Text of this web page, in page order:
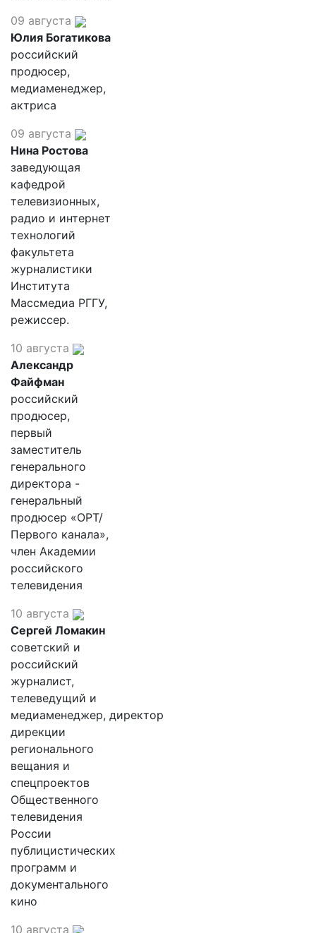
09 августа
Юлия Богатикова
российский
продюсер,
медиаменеджер,
актриса
09 августа
Нина Ростова
заведующая
кафедрой
телевизионных,
радио и интернет
технологий
факультета
журналистики
Института
Массмедиа РГГУ,
режиссер.
10 августа
Александр
Файфман
российский
продюсер,
первый
заместитель
генерального
директора -
генеральный
продюсер «ОРТ/
Первого канала»,
член Академии
российского
телевидения
10 августа
Сергей Ломакин
советский и
российский
журналист,
телеведущий и
медиаменеджер, директор
дирекции
регионального
вещания и
спецпроектов
Общественного
телевидения
России
публицистических
программ и
документального
кино
10 августа